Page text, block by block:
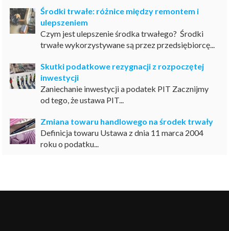
Środki trwałe: różnice między remontem i
ulepszeniem
Czym jest ulepszenie środka trwałego? Środki
trwałe wykorzystywane są przez przedsiębiorcę...
Skutki podatkowe rezygnacji z rozpoczętej
inwestycji
Zaniechanie inwestycji a podatek PIT Zacznijmy
od tego, że ustawa PIT...
Zmiana towaru handlowego na środek trwały
Definicja towaru Ustawa z dnia 11 marca 2004
roku o podatku...